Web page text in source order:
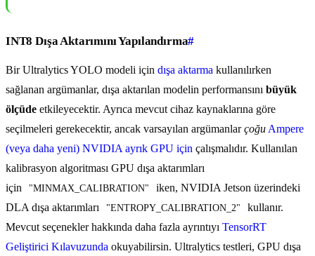
INT8 Dışa Aktarımını Yapılandırma#
Bir Ultralytics YOLO modeli için dışa aktarma kullanılırken
sağlanan argümanlar, dışa aktarılan modelin performansını büyük
ölçüde etkileyecektir. Ayrıca mevcut cihaz kaynaklarına göre
seçilmeleri gerekecektir, ancak varsayılan argümanlarçoğu Ampere
(veya daha yeni) NVIDIA ayrık GPU için çalışmalıdır. Kullanılan
kalibrasyon algoritması GPU dışa aktarımları
için
"MINMAX_CALIBRATION"
iken, NVIDIA Jetson üzerindeki
DLA dışa aktarımları
"ENTROPY_CALIBRATION_2"
kullanır.
Mevcut seçenekler hakkında daha fazla ayrıntıyı TensorRT
Geliştirici Kılavuzunda okuyabilirsin. Ultralytics testleri, GPU dışa